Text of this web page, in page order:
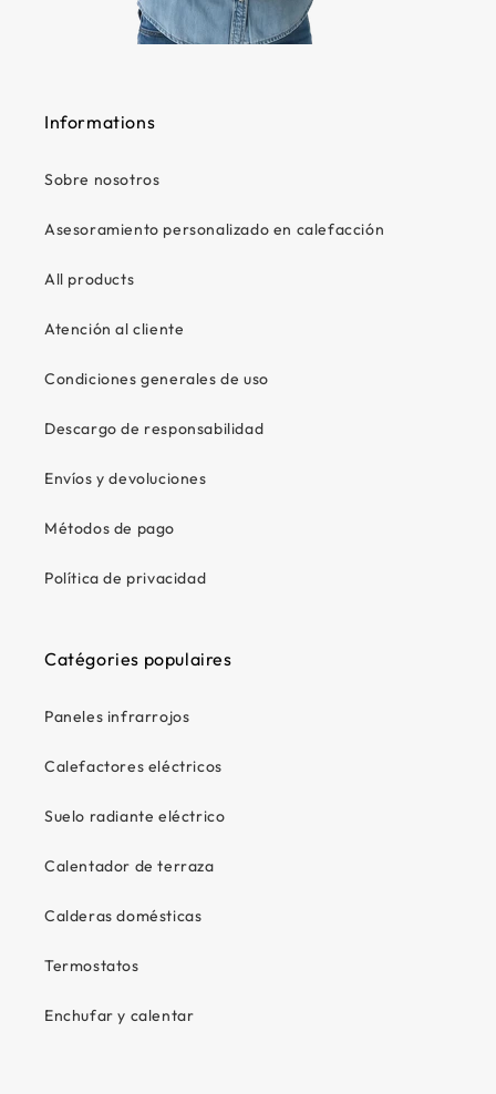
Informations
Sobre nosotros
Asesoramiento personalizado en calefacción
All products
Atención al cliente
Condiciones generales de uso
Descargo de responsabilidad
Envíos y devoluciones
Métodos de pago
Política de privacidad
Catégories populaires
Paneles infrarrojos
Calefactores eléctricos
Suelo radiante eléctrico
Calentador de terraza
Calderas domésticas
Termostatos
Enchufar y calentar